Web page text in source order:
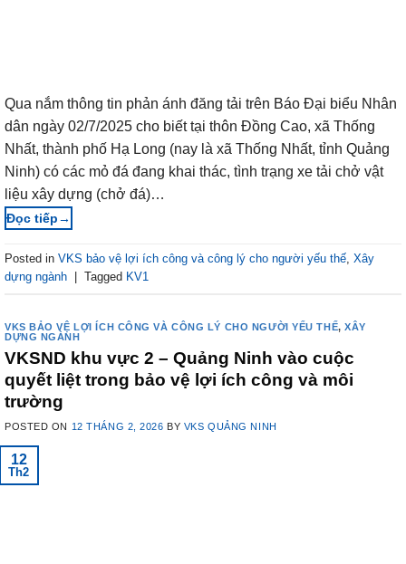
Qua nắm thông tin phản ánh đăng tải trên Báo Đại biểu Nhân
dân ngày 02/7/2025 cho biết tại thôn Đồng Cao, xã Thống
Nhất, thành phố Hạ Long (nay là xã Thống Nhất, tỉnh Quảng
Ninh) có các mỏ đá đang khai thác, tình trạng xe tải chở vật
liệu xây dựng (chở đá)…
→
Posted in VKS bảo vệ lợi ích công và công lý cho người yếu thế, Xây
dựng ngành
Tagged KV1
VKS BẢO VỆ LỢI ÍCH CÔNG VÀ CÔNG LÝ CHO NGƯỜI YẾU THẾ,XÂY
DỰNG NGÀNH
VKSND khu vực 2 – Quảng Ninh vào cuộc
quyết liệt trong bảo vệ lợi ích công và môi
trường
POSTED ON 12 THÁNG 2, 2026 BY VKS QUẢNG NINH
12
Th2